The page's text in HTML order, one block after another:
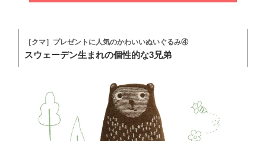
［クマ］プレゼントに人気のかわいいぬいぐるみ④
スウェーデン生まれの個性的な3兄弟